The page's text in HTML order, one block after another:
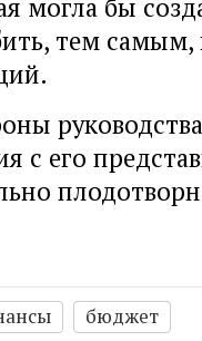
тем самым,
с его
бюджет